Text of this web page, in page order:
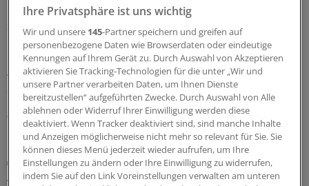
Hausärzte wünschen sich Leitlinien kürzer,
strukturierter und praxisnäher
In hausärztlichen Praxen wird durchaus regelmäßig auf
Leitlinien zurückgegriffen – eine Umfrage zeigt allerdings
wegen Zeitmangels und zu umfangreicher Dokumente
deutlichen Verbesserungsbedarf.
03.08.2026
Juli-Sitzung des CHMP
Acht Pharma-Innovationen auf der Zielgeraden
Ihre Privatsphäre ist uns wichtig
Wir und unsere 145-Partner speichern und greifen auf
personenbezogene Daten wie Browserdaten oder eindeutige
Kennungen auf Ihrem Gerät zu. Durch Auswahl von Akzeptieren
aktivieren Sie Tracking-Technologien für die unter „Wir und
unsere Partner verarbeiten Daten, um Ihnen Dienste
bereitzustellen“ aufgeführten Zwecke. Durch Auswahl von Alle
ablehnen oder Widerruf Ihrer Einwilligung werden diese
deaktiviert. Wenn Tracker deaktiviert sind, sind manche Inhalte
und Anzeigen möglicherweise nicht mehr so relevant für Sie. Sie
können dieses Menü jederzeit wieder aufrufen, um Ihre
Einstellungen zu ändern oder Ihre Einwilligung zu widerrufen,
indem Sie auf den Link Voreinstellungen verwalten am unteren